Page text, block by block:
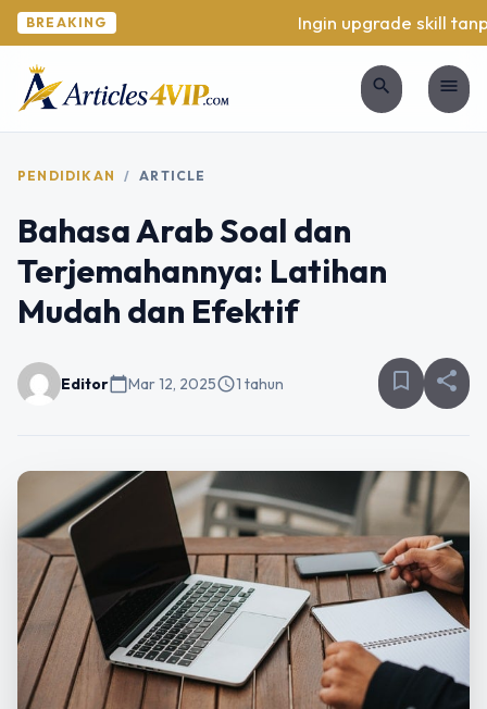
BREAKING Ingin upgrade skill
search menu
PENDIDIKAN / ARTICLE
Bahasa Arab Soal dan
Terjemahannya: Latihan
Mudah dan Efektif
Editorcalendar_todayMar 12, 2025schedule1 tahun bookmark_border share